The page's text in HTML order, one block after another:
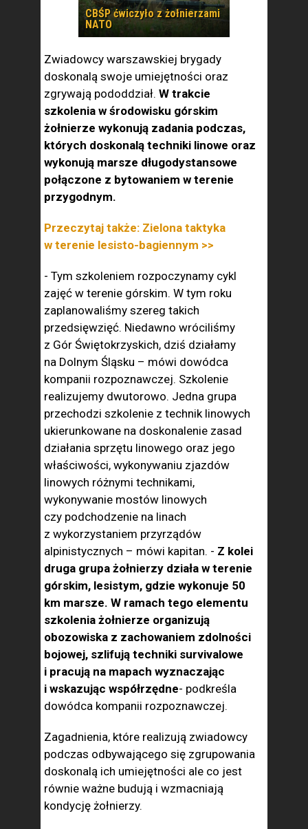
CBŚP ćwiczyło z żołnierzami
NATO
Zwiadowcy warszawskiej brygady
doskonalą swoje umiejętności oraz
zgrywają pododdział. W trakcie
szkolenia w środowisku górskim
żołnierze wykonują zadania podczas,
których doskonalą techniki linowe oraz
wykonują marsze długodystansowe
połączone z bytowaniem w terenie
przygodnym.
Przeczytaj także: Zielona taktyka
w terenie lesisto-bagiennym >>
- Tym szkoleniem rozpoczynamy cykl
zajęć w terenie górskim. W tym roku
zaplanowaliśmy szereg takich
przedsięwzięć. Niedawno wróciliśmy
z Gór Świętokrzyskich, dziś działamy
na Dolnym Śląsku – mówi dowódca
kompanii rozpoznawczej. Szkolenie
realizujemy dwutorowo. Jedna grupa
przechodzi szkolenie z technik linowych
ukierunkowane na doskonalenie zasad
działania sprzętu linowego oraz jego
właściwości, wykonywaniu zjazdów
linowych różnymi technikami,
wykonywanie mostów linowych
czy podchodzenie na linach
z wykorzystaniem przyrządów
alpinistycznych – mówi kapitan. - Z kolei
druga grupa żołnierzy działa w terenie
górskim, lesistym, gdzie wykonuje 50
km marsze. W ramach tego elementu
szkolenia żołnierze organizują
obozowiska z zachowaniem zdolności
bojowej, szlifują techniki survivalowe
i pracują na mapach wyznaczając
i wskazując współrzędne- podkreśla
dowódca kompanii rozpoznawczej.
Zagadnienia, które realizują zwiadowcy
podczas odbywającego się zgrupowania
doskonalą ich umiejętności ale co jest
równie ważne budują i wzmacniają
kondycję żołnierzy.